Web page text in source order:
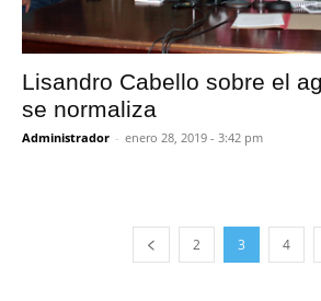
Lisandro Cabello sobre el
se normaliza
Administrador - enero 28, 2019 - 3:42 pm
2 3 4